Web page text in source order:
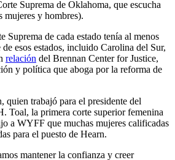
Suprema de Oklahoma, que escucha
mujeres y hombres).
Suprema de cada estado tenía al menos
esos estados, incluido Carolina del Sur,
relación del Brennan Center for Justice,
y política que aboga por la reforma de
quien trabajó para el presidente del
Toal, la primera corte superior femenina
a WYFF que muchas mujeres calificadas
para el puesto de Hearn.
mantener la confianza y creer